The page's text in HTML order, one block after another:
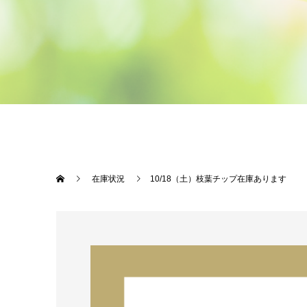
在庫状況 10/18（土）枝葉チップ在庫あります